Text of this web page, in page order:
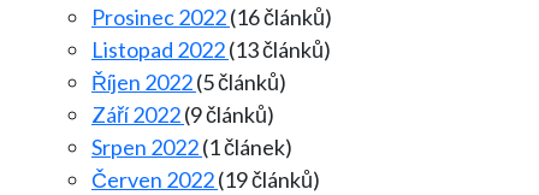
Prosinec 2022(16 článků)
Listopad 2022(13 článků)
Říjen 2022(5 článků)
Září 2022(9 článků)
Srpen 2022(1 článek)
Červen 2022(19 článků)